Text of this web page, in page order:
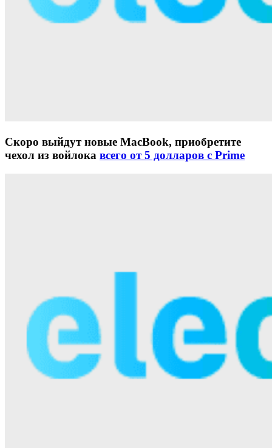
Скоро выйдут новые MacBook, приобретите
чехол из войлока всего от 5 долларов с Prime